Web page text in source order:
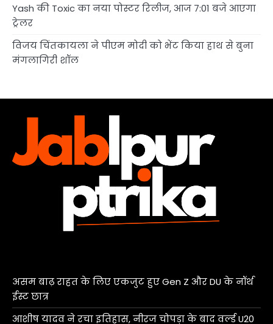
Yash की Toxic का नया पोस्टर रिलीज, आज 7:01 बजे आएगा
ट्रेलर
विजय चिंतकायला ने पीएम मोदी को भेंट किया हाथ से बुना
मंगलागिरी शॉल
असम बाढ़ राहत के लिए एकजुट हुए Gen Z और DU के नॉर्थ
ईस्ट छात्र
आशीष यादव ने रचा इतिहास, नीरज चोपड़ा के बाद वर्ल्ड U20